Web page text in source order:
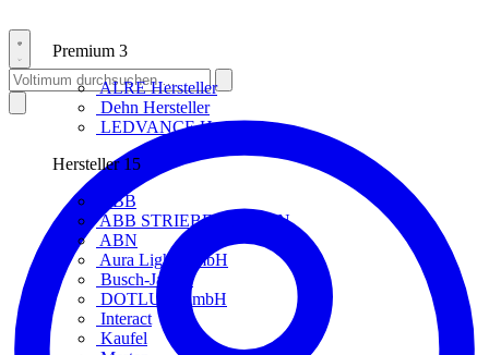
Premium 3
ALRE Hersteller
Dehn Hersteller
LEDVANCE Hersteller
Hersteller 15
ABB
ABB STRIEBEL & JOHN
ABN
Aura Light GmbH
Busch-Jaeger
DOTLUX GmbH
Interact
Kaufel